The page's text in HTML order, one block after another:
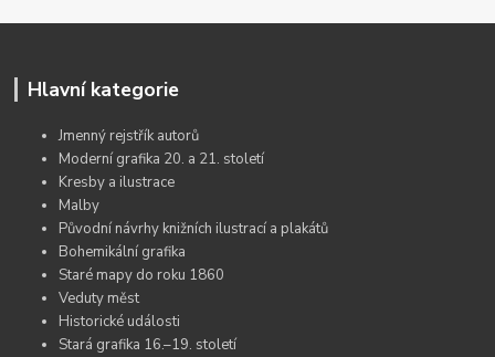
Hlavní kategorie
Jmenný rejstřík autorů
Moderní grafika 20. a 21. století
Kresby a ilustrace
Malby
Původní návrhy knižních ilustrací a plakátů
Bohemikální grafika
Staré mapy do roku 1860
Veduty měst
Historické události
Stará grafika 16.–19. století